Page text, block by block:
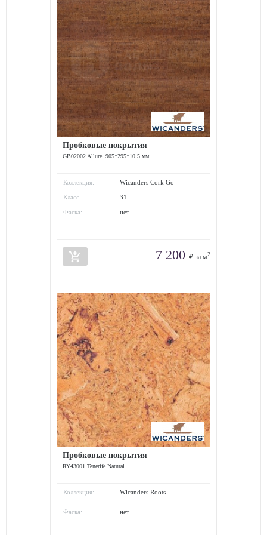
Пробковые покрытия
GB02002 Allure, 905*295*10.5 мм
Коллекция: Wicanders Cork Go
Класс
31
Фаска: нет
add_shopping_cart 7 200 ₽ за м2
Пробковые покрытия
RY43001 Tenerife Natural
Коллекция: Wicanders Roots
Фаска: нет